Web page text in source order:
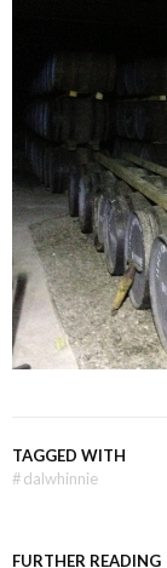
TAGGED WITH
#dalwhinnie
FURTHER READING